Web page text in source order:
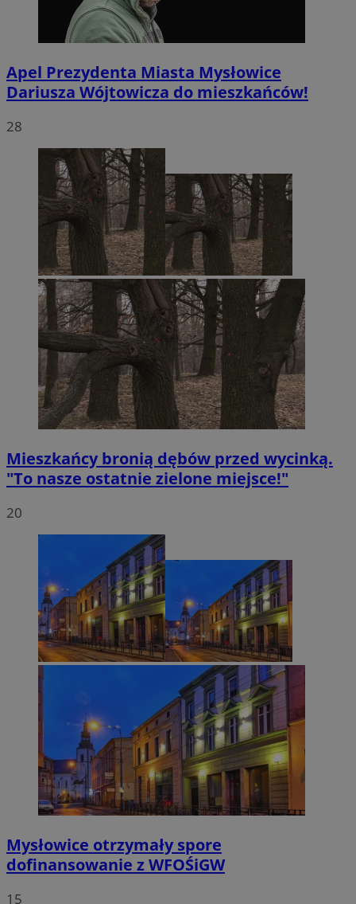
Apel Prezydenta Miasta Mysłowice
Dariusza Wójtowicza do mieszkańców!
28
Mieszkańcy bronią dębów przed wycinką.
"To nasze ostatnie zielone miejsce!"
20
Mysłowice otrzymały spore
dofinansowanie z WFOŚiGW
15